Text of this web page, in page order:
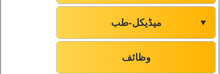
میڈیکل-طب ▼
وظائف